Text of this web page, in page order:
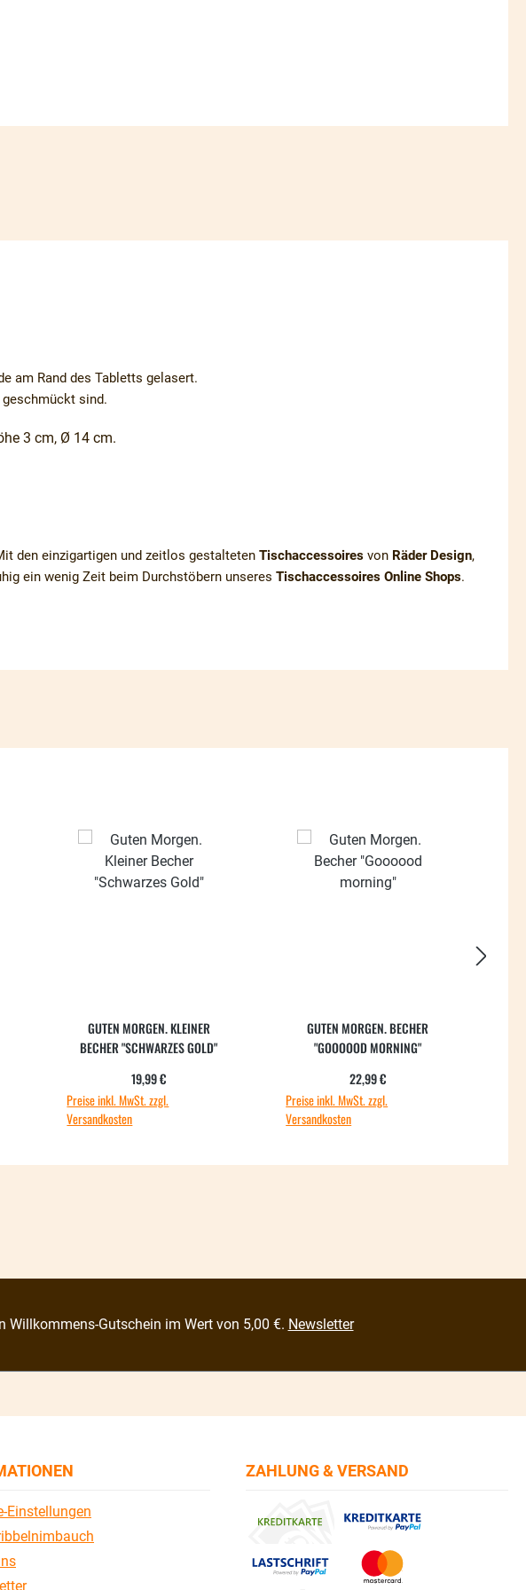
am Rand des Tabletts gelasert.
sind.
3 cm, Ø 14 cm.
den einzigartigen und zeitlos gestalteten Tischaccessoires von Räder Design,
ein wenig Zeit beim Durchstöbern unseres Tischaccessoires Online Shops.
GUTEN MORGEN. KLEINER
BECHER "SCHWARZES GOLD"
Regulärer Preis:
19,99 €
Preise inkl. MwSt. zzgl.
Versandkosten
GUTEN MORGEN. BECHER
"GOOOOOD MORNING"
Regulärer Preis:
22,99 €
Preise inkl. MwSt. zzgl.
Versandkosten
Willkommens-Gutschein im Wert von 5,00 €. Newsletter
Einstellungen
ZAHLUNG & VERSAND